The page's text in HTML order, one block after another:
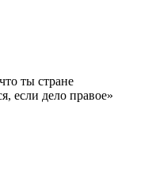
ты стране
если дело правое»